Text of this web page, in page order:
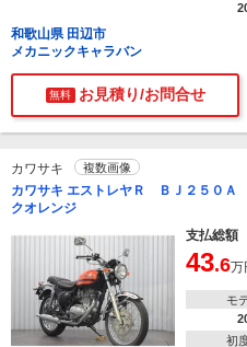
和歌山県 田辺市
メカニックキャラバン
無料 お見積り/お問合せ
カワサキ 複数画像
カワサキ エストレヤＲ ＢＪ２５０
クオレンジ
支払総額
43.6万
モ
初